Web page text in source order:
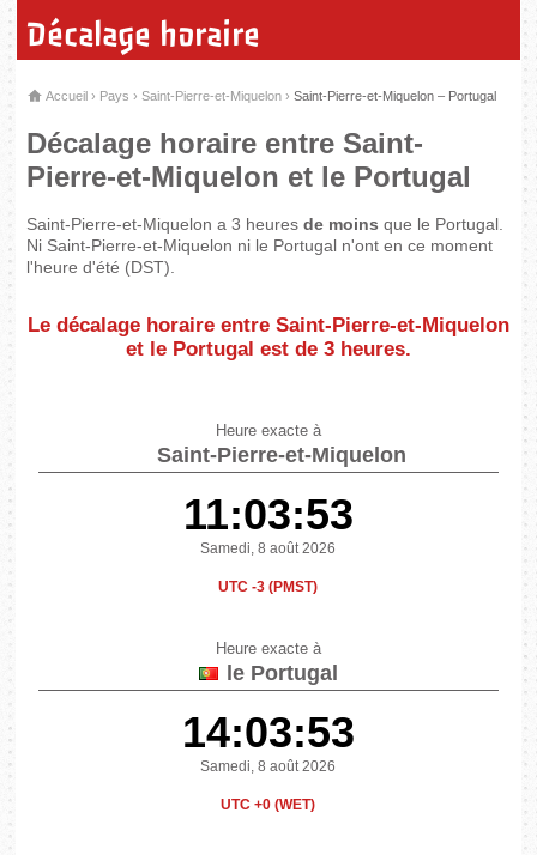
Décalage horaire
Accueil › Pays ›Saint-Pierre-et-Miquelon ›Saint-Pierre-et-Miquelon – Portugal
Décalage horaire entre Saint-
Pierre-et-Miquelon et le Portugal
Saint-Pierre-et-Miquelon a 3 heuresde moins que le Portugal.
Ni Saint-Pierre-et-Miquelon ni le Portugal n'ont en ce moment
l'heure d'été (DST).
Le décalage horaire entre Saint-Pierre-et-Miquelon
et le Portugal est de 3 heures.
Heure exacte à
Saint-Pierre-et-Miquelon
11:03:53
Samedi, 8 août 2026
UTC -3 (PMST)
Heure exacte à
le Portugal
14:03:53
Samedi, 8 août 2026
UTC +0 (WET)